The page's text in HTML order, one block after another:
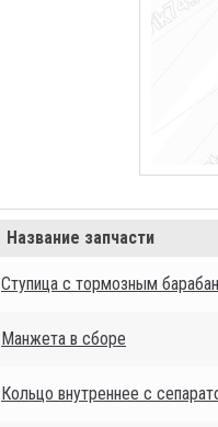
Название запчасти
Ступица с тормозным
Манжета в сборе
Кольцо внутреннее с